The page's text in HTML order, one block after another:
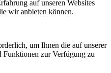
auf unseren Websites
wir anbieten können.
um Ihnen die auf unserer
Funktionen zur Verfügung zu